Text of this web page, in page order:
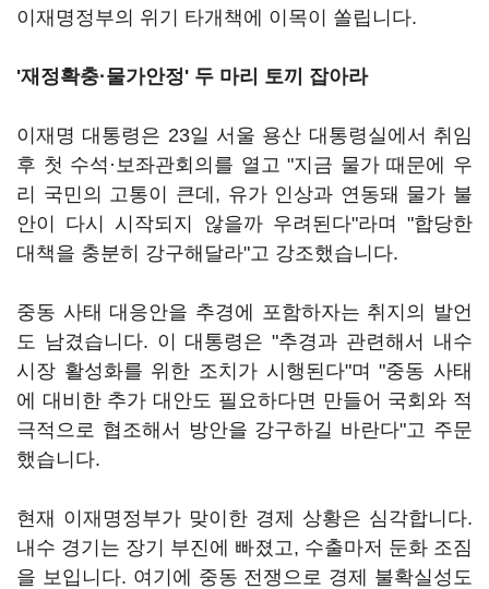
이재명정부의 위기 타개책에 이목이 쏠립니다.
'재정확충·물가안정' 두 마리 토끼 잡아라
이재명 대통령은 23일 서울 용산 대통령실에서 취임
후 첫 수석·보좌관회의를 열고 "지금 물가 때문에 우
리 국민의 고통이 큰데, 유가 인상과 연동돼 물가 불
안이 다시 시작되지 않을까 우려된다"라며 "합당한
대책을 충분히 강구해달라"고 강조했습니다.
중동 사태 대응안을 추경에 포함하자는 취지의 발언
도 남겼습니다. 이 대통령은 "추경과 관련해서 내수
시장 활성화를 위한 조치가 시행된다"며 "중동 사태
에 대비한 추가 대안도 필요하다면 만들어 국회와 적
극적으로 협조해서 방안을 강구하길 바란다"고 주문
했습니다.
현재 이재명정부가 맞이한 경제 상황은 심각합니다.
내수 경기는 장기 부진에 빠졌고, 수출마저 둔화 조짐
을 보입니다. 여기에 중동 전쟁으로 경제 불확실성도